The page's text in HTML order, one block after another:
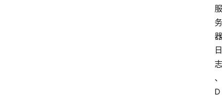
服
务
器
日
志
、
D